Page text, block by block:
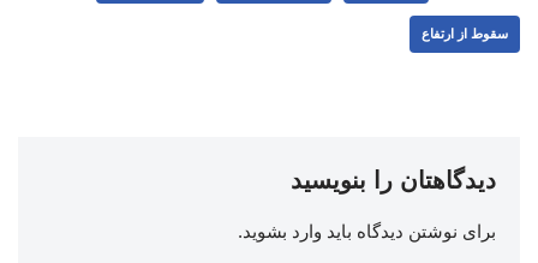
سقوط از ارتفاع
دیدگاهتان را بنویسید
برای نوشتن دیدگاه باید وارد بشوید.